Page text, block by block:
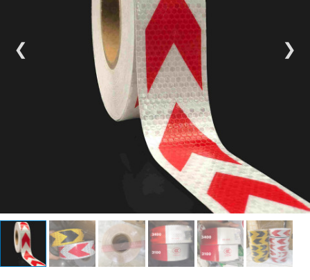
❮ ❯